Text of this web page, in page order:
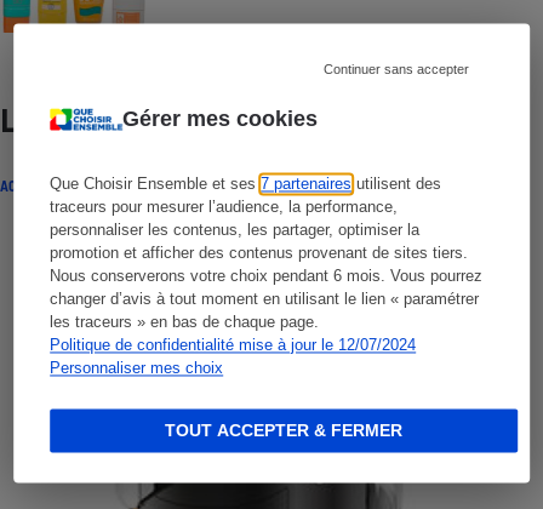
Gérer mes cookies
Que Choisir Ensemble et ses7 partenaires utilisent des
traceurs pour mesurer l’audience, la performance,
personnaliser les contenus, les partager, optimiser la
promotion et afficher des contenus provenant de sites tiers.
Nous conserverons votre choix pendant 6 mois. Vous pourrez
changer d’avis à tout moment en utilisant le lien « paramétrer
les traceurs » en bas de chaque page.
Politique de confidentialité mise à jour le 12/07/2024
Personnaliser mes choix
Continuer sans accepter
TOUT ACCEPTER & FERMER
Lire aussi
ACTUALITÉ